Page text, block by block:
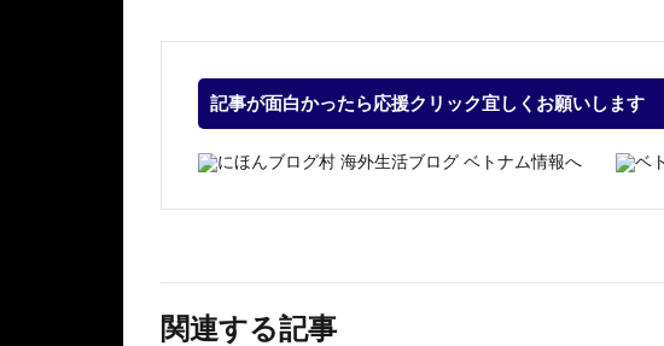
記事が面白かったら応援クリック宜しくお願いします
関連する記事